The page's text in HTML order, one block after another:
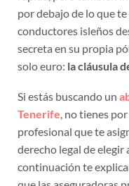
por debajo de lo que
conductores isleños
secreta en su propia
solo euro: la cláusula
Si estás buscando un
Tenerife , no tienes
profesional que te
derecho legal de elegir
continuación te
que las aseguradoras